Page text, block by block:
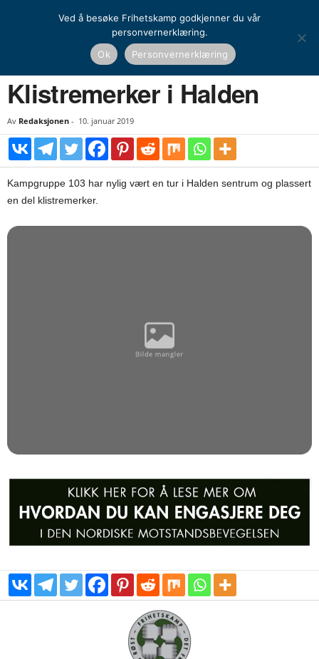
Klistremerker i Halden
Klistremerker i Halden
Av Redaksjonen - 10. januar 2019
Kampgruppe 103 har nylig vært en tur i Halden sentrum og plassert
en del klistremerker.
Ved å besøke Frihetskamp godkjenner du vår
personvernerklæring.
Ok
Personvernerklæring